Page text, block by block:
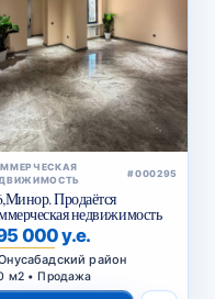
#000295
Продаётся
недвижимость
000 у.е.
район
м2 • Продажа